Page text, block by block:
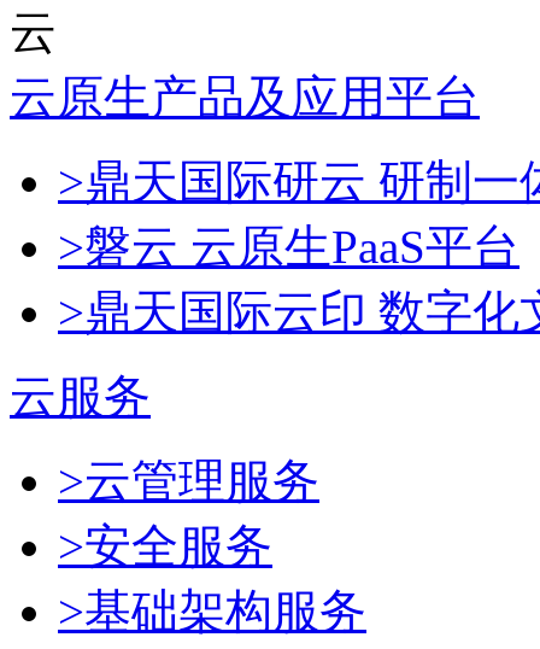
云
云原生产品及应用平台
>鼎天国际研云 研制
>磐云 云原生PaaS平台
>鼎天国际云印 数字化
云服务
>云管理服务
>安全服务
>基础架构服务